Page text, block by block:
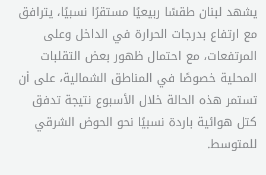
يشهد لبنان طقسًا ربيعيًا مستقرًا نسبيًا، يترافق
مع ارتفاع بدرجات الحرارة في الداخل وعلى
المرتفعات، مع احتمال ظهور بعض التقلبات
المحلية خصوصًا في المناطق الشمالية، على أن
تستمر هذه الحالة خلال الأسبوع نتيجة تدفق
كتل هوائية باردة نسبيًا نحو الحوض الشرقي
للمتوسط.